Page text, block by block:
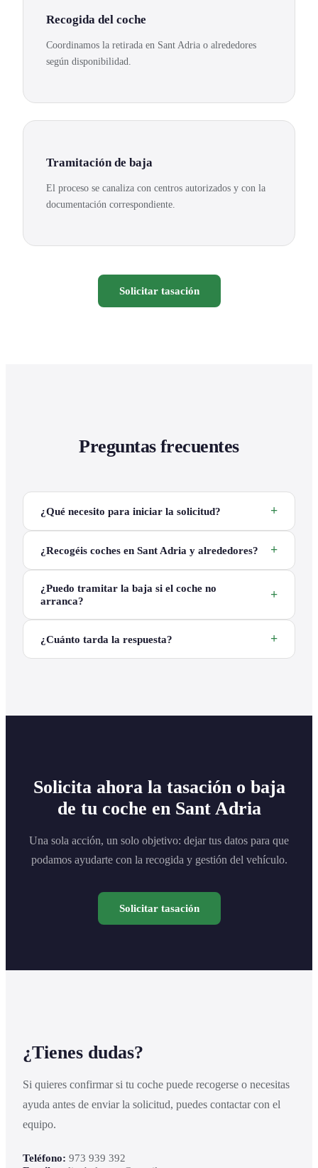
Recogida del coche
Coordinamos la retirada en Sant Adria o alrededores
según disponibilidad.
Tramitación de baja
El proceso se canaliza con centros autorizados y con la
documentación correspondiente.
Solicitar tasación
Preguntas frecuentes
¿Qué necesito para iniciar la solicitud?
¿Recogéis coches en Sant Adria y alrededores?
¿Puedo tramitar la baja si el coche no
arranca?
¿Cuánto tarda la respuesta?
Solicita ahora la tasación o baja
de tu coche en Sant Adria
Una sola acción, un solo objetivo: dejar tus datos para que
podamos ayudarte con la recogida y gestión del vehículo.
Solicitar tasación
¿Tienes dudas?
Si quieres confirmar si tu coche puede recogerse o necesitas
ayuda antes de enviar la solicitud, puedes contactar con el
equipo.
Teléfono: 973 939 392